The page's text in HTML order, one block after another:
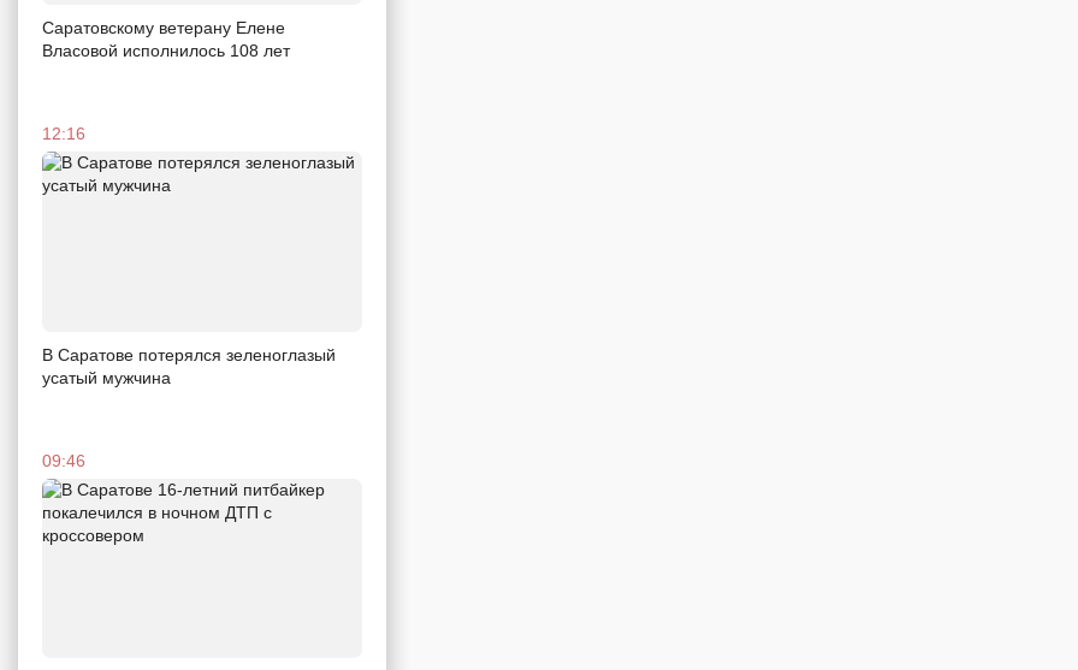
Саратовскому ветерану Елене
Власовой исполнилось 108 лет
12:16
В Саратове потерялся зеленоглазый
усатый мужчина
09:46